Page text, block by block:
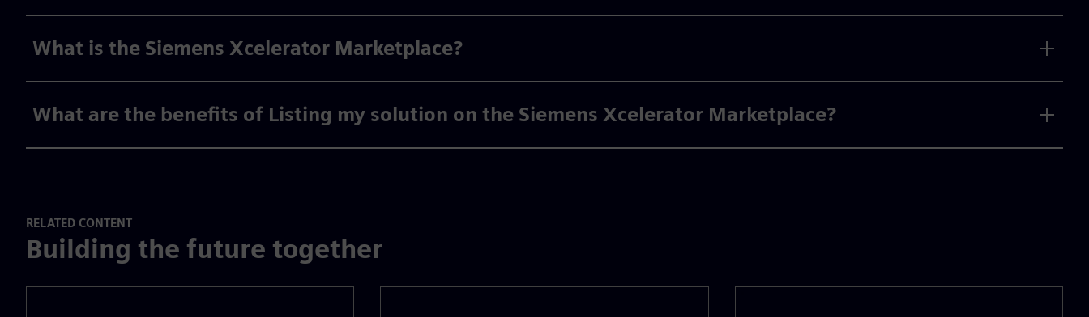
What is the Siemens Xcelerator Marketplace?
What are the benefits of Listing my solution on the Siemens Xcelerator Marketplace?
RELATED CONTENT
Building the future together